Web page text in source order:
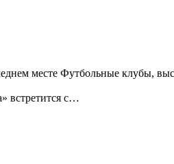
месте Футбольные клубы,
встретится с…